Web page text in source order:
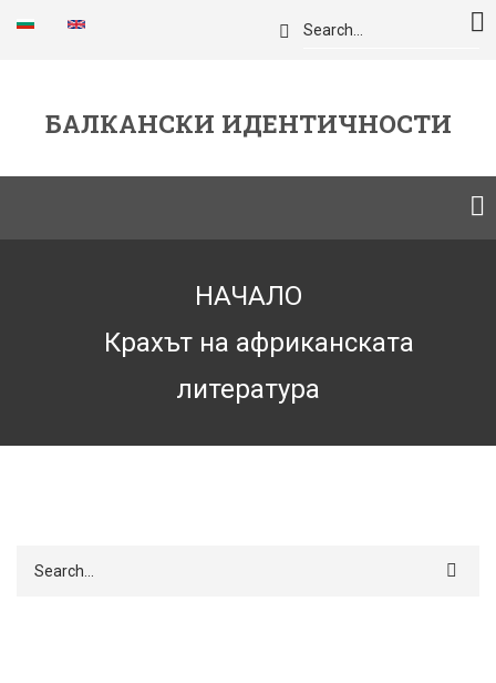
Търси
БАЛКАНСКИ ИДЕНТИЧНОСТИ
НАЧАЛО
Крахът на африканската
литература